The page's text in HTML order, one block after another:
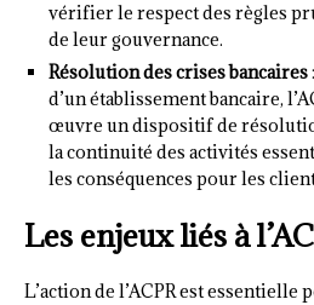
vérifier le respect des règles
de leur gouvernance.
Résolution des crises bancaires
d’un établissement bancaire,
œuvre un dispositif de
la continuité des activités
les conséquences pour les
Les enjeux liés à
L’action de l’ACPR est